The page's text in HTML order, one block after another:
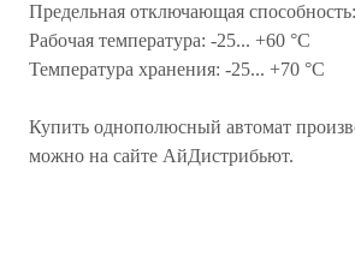
Предельная отключающая
Рабочая температура: -25... +60 °C
Температура хранения: -25... +70 °C
Купить однополюсный автомат
можно на сайте АйДистрибьют.